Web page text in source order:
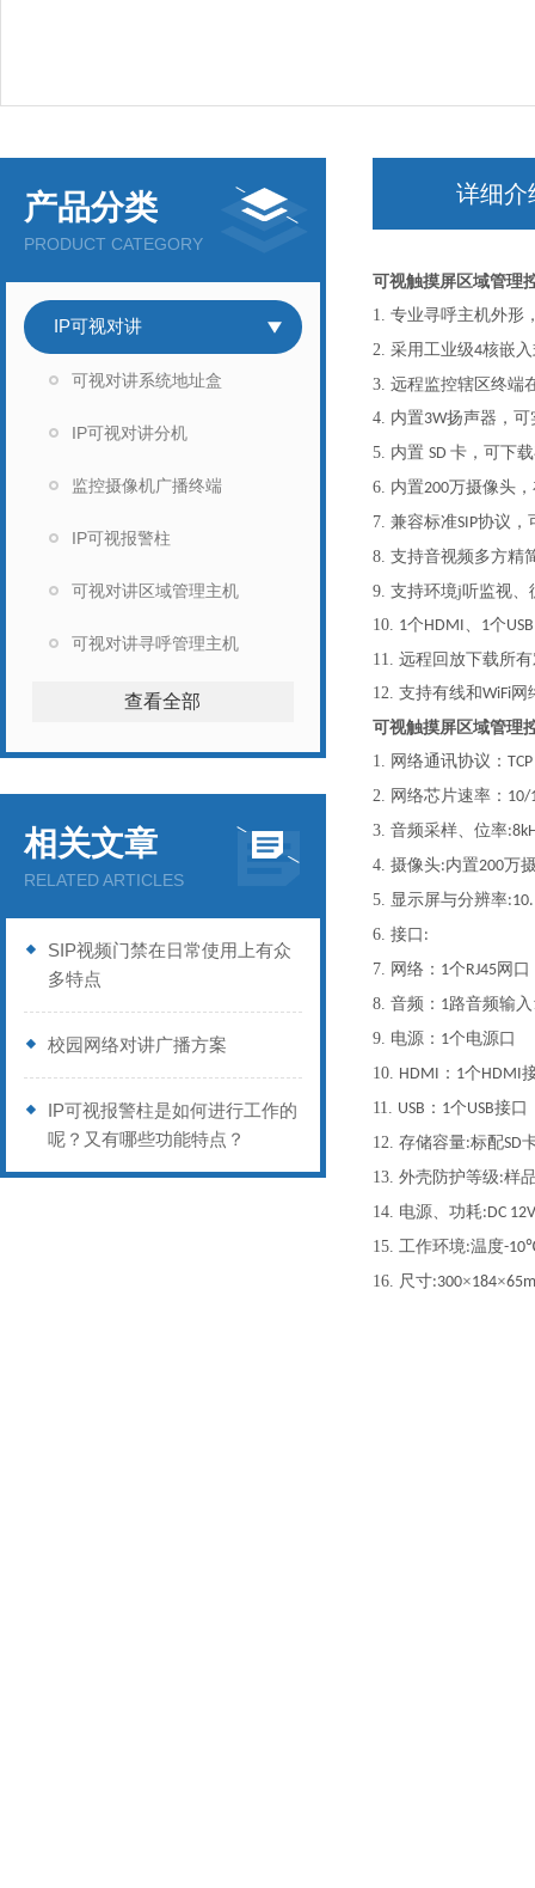
产品分类
PRODUCT CATEGORY
IP可视对讲
可视对讲系统地址盒
IP可视对讲分机
监控摄像机广播终端
IP可视报警柱
可视对讲区域管理主机
可视对讲寻呼管理主机
查看全部
相关文章
RELATED ARTICLES
SIP视频门禁在日常使用上有众
多特点
校园网络对讲广播方案
IP可视报警柱是如何进行工作的
呢？又有哪些功能特点？
详细介
可视触摸屏区域管理
1. 专业寻呼主机外形
2. 采用工业级4核嵌
3. 远程监控辖区终端
4. 内置3W扬声器，可
5. 内置 SD 卡，可下
6. 内置200万摄像头
7. 兼容标准SIP协议，
8. 支持音视频多方精
9. 支持环境j听监视、
10. 1个HDMI、 1个USB
11. 远程回放下载所
12. 支持有线和WiFi网
可视触摸屏区域管理
1. 网络通讯协议：
2. 网络芯片速率： 10/
3. 音频采样、位率
4. 摄像头:内置200万
5. 显示屏与分辨率
6. 接口 :
7. 网络： 1个RJ45网口
8. 音频： 1路音频输入
9. 电源： 1个电源口
10. HDMI ： 1个HDMI
11. USB ： 1个USB接口
12. 存储容量:标配SD
13. 外壳防护等级:样
14. 电源、功耗:DC
15. 工作环境:温度-10
16. 尺寸:300×184×